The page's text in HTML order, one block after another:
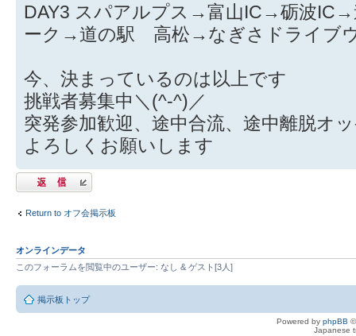
DAY3 スパアルプス→富山IC→砺波
ーク→道の駅 高松→なぎさドライブ
今、決まっているのは以上です
挑戦者募集中＼(^-^)／
突発参加歓迎、途中合流、途中離脱オ
よろしくお願いします
返信する
Return to オフ会掲示板
オンラインデータ
このフォーラムを閲覧中のユーザー: なし & ゲスト[3人]
掲示板トップ
Powered by phpBB
Japanese